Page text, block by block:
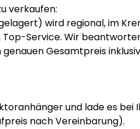
verkaufen:
wird regional, im
Service. Wir
Gesamtpreis
und lade es bei
nach Vereinbarung).